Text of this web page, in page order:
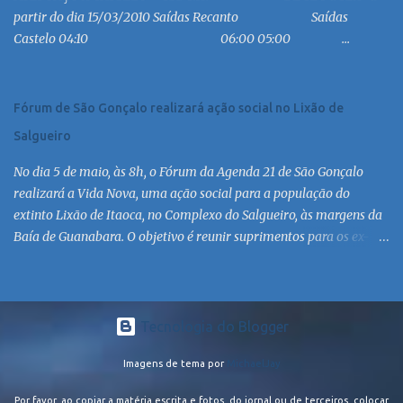
MC 9:30 MC 10:30 MC 11:30 MC 12:30 MC 13:30 MC 14:30 MC 15:30
MC 16:30 MC 17:30 MC 18:30 MC 19:30 MC 20:30 MC 21:30 MC
partir do dia 15/03/2010 Saídas Recanto Saídas
Castelo 04:10 06:00 05:00 ...
Fórum de São Gonçalo realizará ação social no Lixão de
Salgueiro
No dia 5 de maio, às 8h, o Fórum da Agenda 21 de São Gonçalo
realizará a Vida Nova, uma ação social para a população do
extinto Lixão de Itaoca, no Complexo do Salgueiro, às margens da
Baía de Guanabara. O objetivo é reunir suprimentos para os ex-
participação de ONGs locais e da população do município. Aos
interessados em participar, basta se dirigir à Rua Dr. Feliciano
sexta. Mais informações também podem ser obtidas pelo telefone
Tecnologia do Blogger
Imagens de tema por MichaelJay
Por favor, ao copiar a matéria escrita e fotos, do jornal ou de terceiros, colocar